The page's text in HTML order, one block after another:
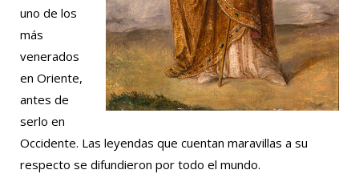
uno de los
más
venerados
en Oriente,
antes de
serlo en
Occidente. Las leyendas que cuentan maravillas a su
respecto se difundieron por todo el mundo.